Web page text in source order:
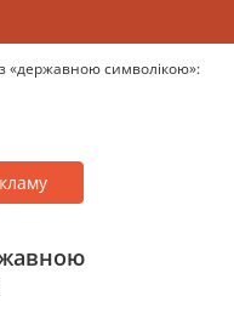
«державною символікою»: